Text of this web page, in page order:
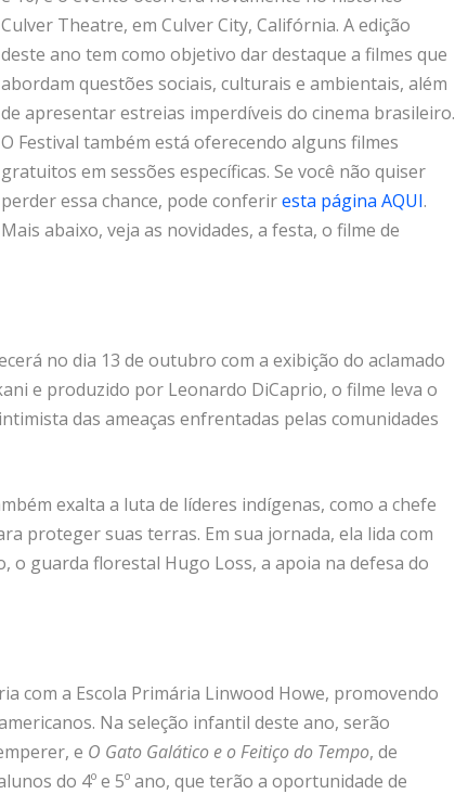
Culver Theatre, em Culver City, Califórnia. A edição
deste ano tem como objetivo dar destaque a filmes que
abordam questões sociais, culturais e ambientais, além
de apresentar estreias imperdíveis do cinema brasileiro.
O Festival também está oferecendo alguns filmes
gratuitos em sessões específicas. Se você não quiser
perder essa chance, pode conferiresta página AQUI.
Mais abaixo, veja as novidades, a festa, o filme de
no dia 13 de outubro com a exibição do aclamado
e produzido por Leonardo DiCaprio, o filme leva o
das ameaças enfrentadas pelas comunidades
exalta a luta de líderes indígenas, como a chefe
proteger suas terras. Em sua jornada, ela lida com
o guarda florestal Hugo Loss, a apoia na defesa do
com a Escola Primária Linwood Howe, promovendo
Na seleção infantil deste ano, serão
e O Gato Galático e o Feitiço do Tempo, de
do 4º e 5º ano, que terão a oportunidade de